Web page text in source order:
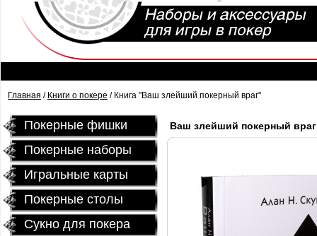
Главная / Книги о покере / Книга "Ваш злейший покерный враг"
Покерные фишки
Покерные наборы
Игральные карты
Покерные столы
Сукно для покера
Ваш злейший покерный